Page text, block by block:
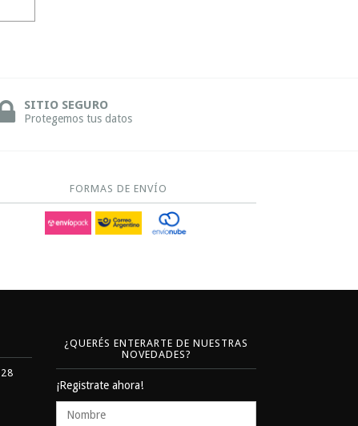
SITIO SEGURO
Protegemos tus datos
FORMAS DE ENVÍO
¿QUERÉS ENTERARTE DE NUESTRAS
NOVEDADES?
¡Registrate ahora!